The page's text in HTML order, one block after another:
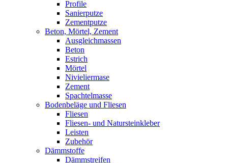
Profile
Sanierputze
Zementputze
Beton, Mörtel, Zement
Ausgleichmassen
Beton
Estrich
Mörtel
Nivieliermase
Zement
Spachtelmasse
Bodenbeläge und Fliesen
Fliesen
Fliesen- und Natursteinkleber
Leisten
Zubehör
Dämmstoffe
Dämmstreifen